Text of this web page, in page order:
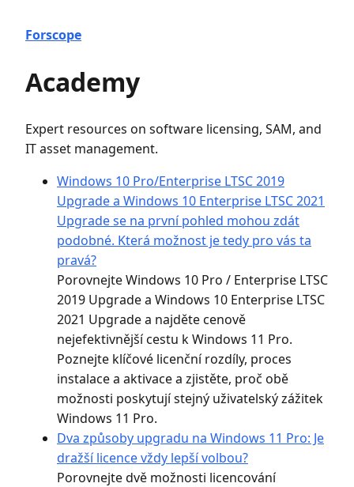
Forscope
Academy
Expert resources on software licensing, SAM, and
IT asset management.
Windows 10 Pro/Enterprise LTSC 2019
Upgrade a Windows 10 Enterprise LTSC 2021
Upgrade se na první pohled mohou zdát
podobné. Která možnost je tedy pro vás ta
pravá?
Porovnejte Windows 10 Pro / Enterprise LTSC
2019 Upgrade a Windows 10 Enterprise LTSC
2021 Upgrade a najděte cenově
nejefektivnější cestu k Windows 11 Pro.
Poznejte klíčové licenční rozdíly, proces
instalace a aktivace a zjistěte, proč obě
možnosti poskytují stejný uživatelský zážitek
Windows 11 Pro.
Dva způsoby upgradu na Windows 11 Pro: Je
dražší licence vždy lepší volbou?
Porovnejte dvě možnosti licencování